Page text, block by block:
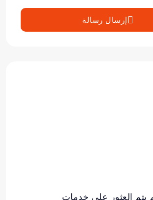
إرسال رسالة
يتم العثور على خدمات